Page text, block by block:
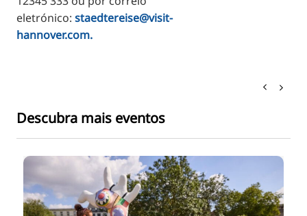
eletrónico: staedtereise@visit-
hannover.com.
Descubra mais eventos